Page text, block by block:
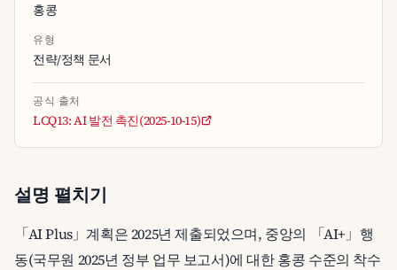
홍콩
유형
전략/정책 문서
공식 출처
LCQ13: AI 발전 촉진(2025-10-15)
설명 펼치기
「AI Plus」계획은 2025년 제출되었으며, 중앙의 「AI+」행
동(국무원 2025년 정부 업무 보고서)에 대한 홍콩 수준의 착수